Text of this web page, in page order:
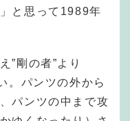
と思って1989年
”剛の者”より
。パンツの外から
パンツの中まで攻